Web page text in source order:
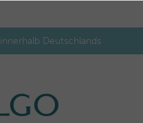
innerhalb Deutschlands